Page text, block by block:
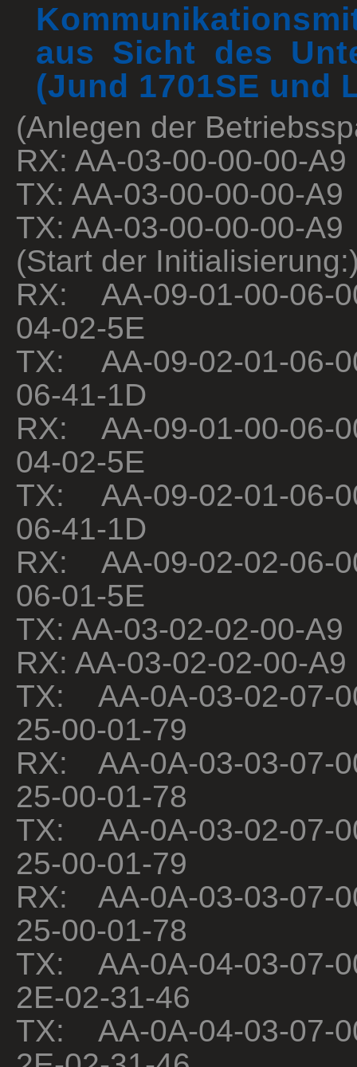
aus Sicht des
(Jund 1701SE und
(Anlegen der
RX: AA-03-00-00-00-A9
TX: AA-03-00-00-00-A9
TX: AA-03-00-00-00-A9
(Start der
RX: AA-09-01-00-06-
04-02-5E
TX: AA-09-02-01-06-
06-41-1D
RX: AA-09-01-00-06-
04-02-5E
TX: AA-09-02-01-06-
06-41-1D
RX: AA-09-02-02-06-
06-01-5E
TX: AA-03-02-02-00-A9
RX: AA-03-02-02-00-A9
TX: AA-0A-03-02-07-
25-00-01-79
RX: AA-0A-03-03-07-
25-00-01-78
TX: AA-0A-03-02-07-
25-00-01-79
RX: AA-0A-03-03-07-
25-00-01-78
TX: AA-0A-04-03-07-
2E-02-31-46
TX: AA-0A-04-03-07-